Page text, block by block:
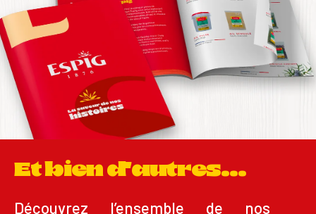
Et bien d'autres...
Découvrez l’ensemble de nos